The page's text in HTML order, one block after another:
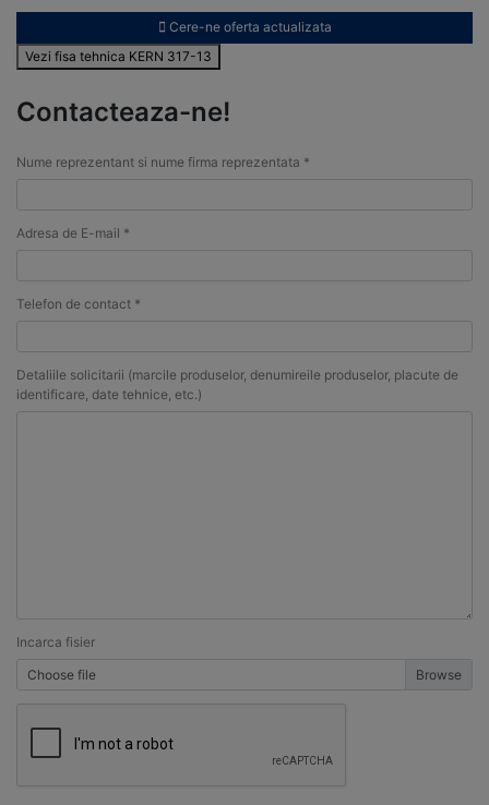
Cere-ne oferta actualizata
Vezi fisa tehnica KERN 317-13
Contacteaza-ne!
Nume reprezentant si nume firma reprezentata *
Adresa de E-mail *
Telefon de contact *
Detaliile solicitarii (marcile produselor, denumireile produselor, placute de
identificare, date tehnice, etc.)
Incarca fisier
Choose file